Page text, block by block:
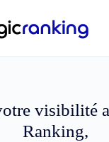
visibilité
Ranking,